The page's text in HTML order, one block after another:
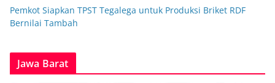
Pemkot Siapkan TPST Tegalega untuk Produksi Briket RDF
Bernilai Tambah
Jawa Barat